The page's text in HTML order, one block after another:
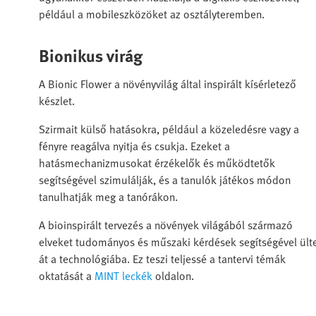
például a mobileszközöket az osztályteremben.
Bionikus virág
A Bionic Flower a növényvilág által inspirált kísérletező
készlet.
Szirmait külső hatásokra, például a közeledésre vagy a
fényre reagálva nyitja és csukja. Ezeket a
hatásmechanizmusokat érzékelők és működtetők
segítségével szimulálják, és a tanulók játékos módon
tanulhatják meg a tanórákon.
A bioinspirált tervezés a növények világából származó
elveket tudományos és műszaki kérdések segítségével
át a technológiába. Ez teszi teljessé a tantervi témák
oktatását a MINT leckékoldalon.